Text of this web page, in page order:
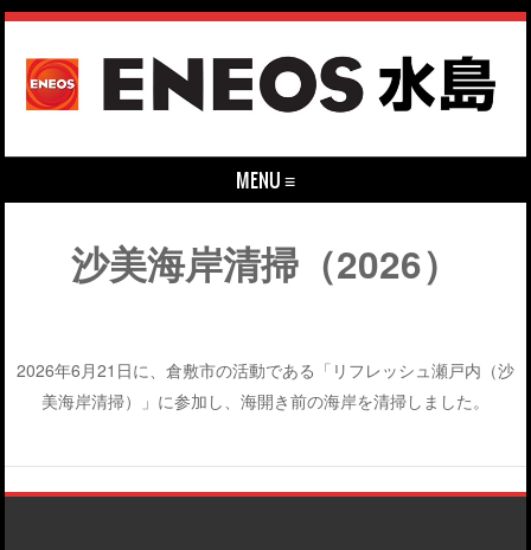
MENU ≡
沙美海岸清掃（2026）
2026年6月21日に、倉敷市の活動である「リフレッシュ瀬戸内（沙
美海岸清掃）」に参加し、海開き前の海岸を清掃しました。